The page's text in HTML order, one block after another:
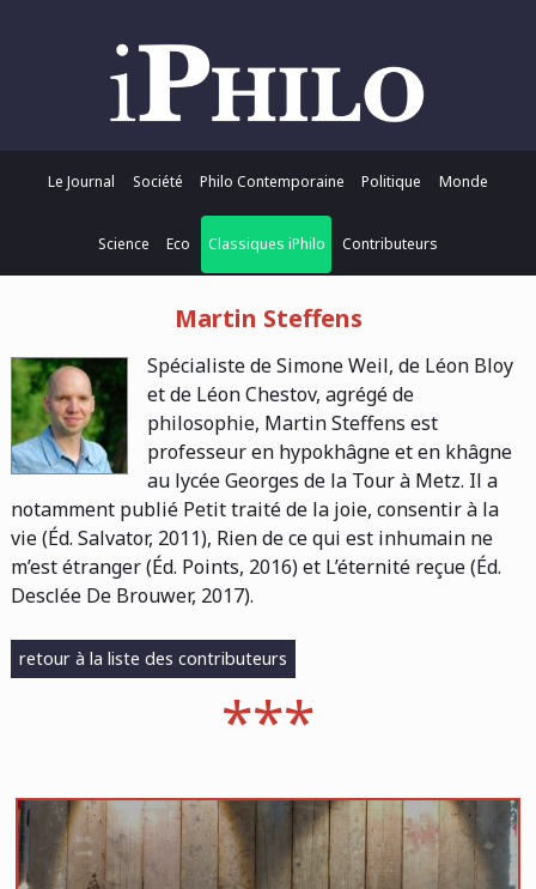
Le Journal Société Philo Contemporaine Politique Monde
Science Eco Classiques iPhilo Contributeurs
Martin Steffens
Spécialiste de Simone Weil, de Léon Bloy
et de Léon Chestov, agrégé de
philosophie, Martin Steffens est
professeur en hypokhâgne et en khâgne
au lycée Georges de la Tour à Metz. Il a
notamment publié Petit traité de la joie, consentir à la
vie (Éd. Salvator, 2011), Rien de ce qui est inhumain ne
m’est étranger (Éd. Points, 2016) et L’éternité reçue (Éd.
Desclée De Brouwer, 2017).
retour à la liste des contributeurs